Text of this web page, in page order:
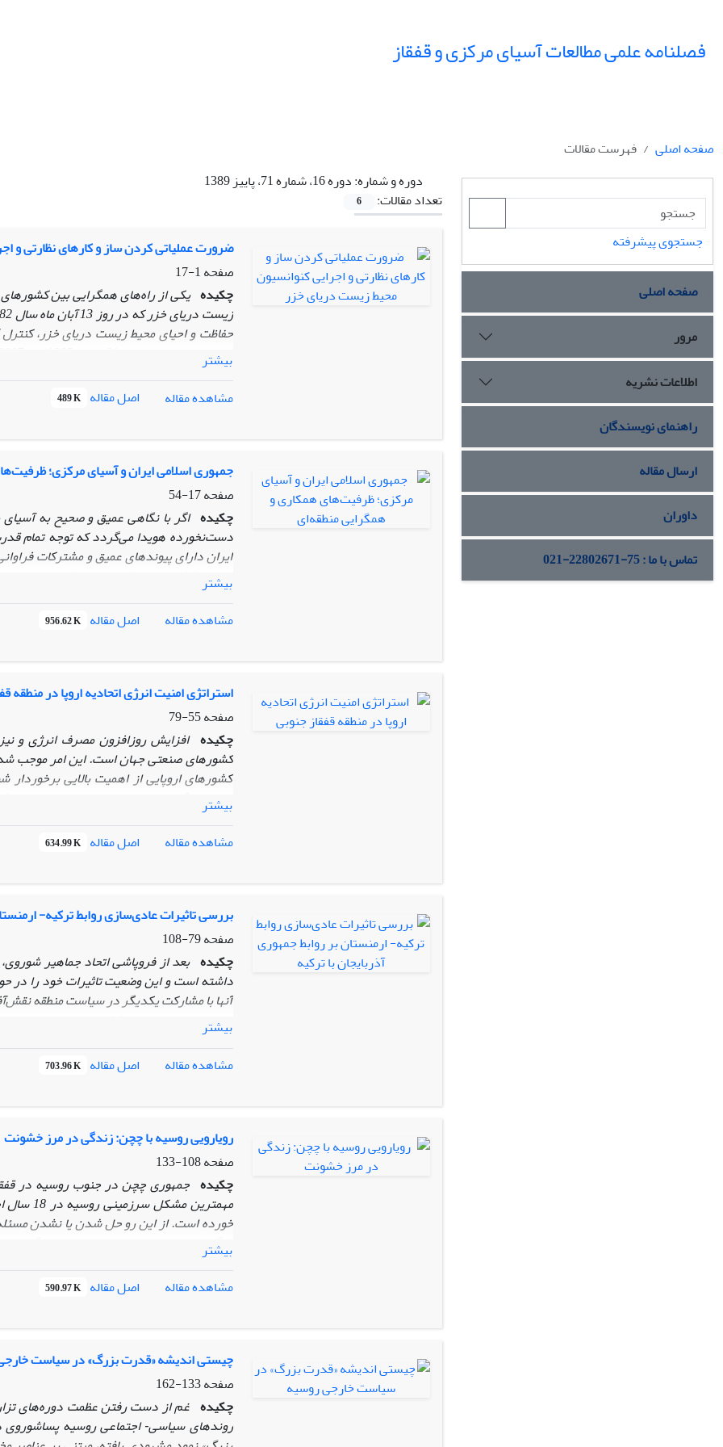
فصلنامه علمی مطالعات آسیای مرکزی و قفقاز
صفحه اصلی
فهرست مقالات
دوره و شماره:دوره 16، شماره 71، پاییز 1389
تعداد مقالات:
6
ضرورت عملیاتی کردن ساز و کارهای نظارتی و
صفحه1-17
چکیده یکی از راه‌های همگرایی بین
زیست دریای خزر که در روز 13 آبان ماه سال 1382 (5 نوامبر 2003 میلادی)
حفاظت و احیای محیط زیست دریای خزر،
محیط‌ زیست دریای خزر، صرف کنوانسیون مزبور
سیستم های نظارتی و پروتکل‌های اجرایی را
کارها و پروتکل‌های پیش بینی شده عملیاتی
بیشتر
مشاهده مقاله
اصل مقاله 489 K
جمهوری اسلامی ایران و آسیای مرکزی؛
صفحه17-54
چکیده اگر با نگاهی عمیق و صحیح به
دست‌نخورده هویدا می‌گردد که توجه تمام
ایران دارای پیوندهای عمیق و مشترکات
هم در کشورهای منطقه وجود دارد و
داشته است با این حال هنوز دو طرف موفق به
در حالی است که مباحثی در منطقه‌ وجود
انرژی و انتقال آن، ترانزیت کالا، نیازهای
بیشتر
مشاهده مقاله
اصل مقاله 956.62 K
استراتژی امنیت انرژی اتحادیه اروپا در منطقه
صفحه55-79
چکیده افزایش روزافزون مصرف انرژی و
کشورهای صنعتی جهان است. این امر موجب
کشورهای اروپایی از اهمیت بالایی
مسیرها، آسیب پذیری خود را در این مسئله
جنوبی شده است؛ اما مشکلات امنیتی در منطقه
کرده است.اتحادیه اروپا برای مقابله با این
استراتژی خاصی را تعقیب می‌کند. ما در این
فرایند همگرایی و متعاقب آن تقویت ارتباط
چالش‌های تامین امنیت انرژی خود غلبه کند.
بیشتر
مشاهده مقاله
اصل مقاله 634.99 K
بررسی تاثیرات عادی‌سازی روابط ترکیه-
صفحه79-108
چکیده بعد از فروپاشی اتحاد جماهیر
داشته است و این وضعیت تاثیرات خود را در
آنها با مشارکت یکدیگر در سیاست منطقه
با دوستی و برادری دو کشور همراه بوده
کرد که حاصل عادی‌سازی روابط ترکیه با
قدرت تاثیرگذاری بیشتری در روابط دو دولت
عادی‌سازی روابط، تاثیرات
مناسبات جمهوری آذربایجان با ترکیه را در
ترکیه- ارمنستان بدون حل بحران قره‌باغ بعید
بیشتر
مشاهده مقاله
اصل مقاله 703.96 K
رویارویی روسیه با چچن: زندگی در مرز خشونت
صفحه108-133
چکیده جمهوری چچن در جنوب روسیه در
خورده است. از این رو حل شدن یا نشدن
دیگر جمهوری‌های مسلمان روسیه، تا
موضوع مربوط به دهه‌های اخیر یا حتی سده
در این، مقاله پس از نگاهی به پیشینه
شوروی بررسی شده است. سپس دلایل و
چچن ناشی می‌شود و از سوی دیگر در تاریخ
نبرد با دولت‌های مرکز گرا بوده‌اند، ریشه دارد.
بیشتر
مشاهده مقاله
اصل مقاله 590.97 K
چیستی اندیشه «قدرت بزرگ» در سیاست
صفحه133-162
چکیده غم از دست رفتن عظمت دوره‌های
روندهای سیاسی- اجتماعی روسیه
جستجوی پیشرفته
صفحه اصلی
مرور
اطلاعات نشریه
راهنمای نویسندگان
ارسال مقاله
داوران
تماس با ما : 75-22802671-021